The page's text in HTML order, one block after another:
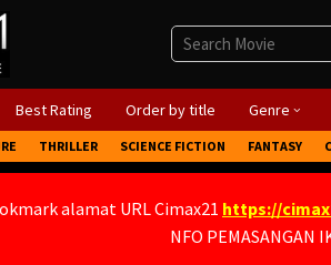
Best Rating Order by title Genre
THRILLER SCIENCE FICTION FANTASY
alamat URL Cimax21 https://
NFO